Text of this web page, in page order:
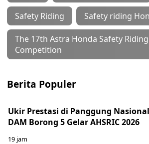
Safety Riding Safety riding
The 17th Astra Honda Safety
Competition
Berita Populer
Ukir Prestasi di Panggung
DAM Borong 5 Gelar AHSRIC 2026
19 jam